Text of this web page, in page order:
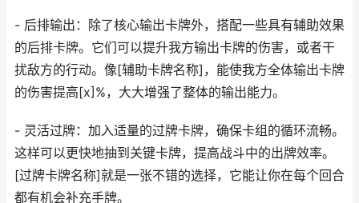
- 后排输出：除了核心输出卡牌外，搭配一些具有辅助效果
的后排卡牌。它们可以提升我方输出卡牌的伤害，或者干
扰敌方的行动。像[辅助卡牌名称]，能使我方全体输出卡牌
的伤害提高[x]%，大大增强了整体的输出能力。
- 灵活过牌：加入适量的过牌卡牌，确保卡组的循环流畅。
这样可以更快地抽到关键卡牌，提高战斗中的出牌效率。
[过牌卡牌名称]就是一张不错的选择，它能让你在每个回合
都有机会补充手牌。